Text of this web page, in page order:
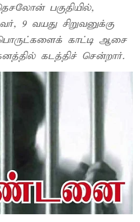
பகுதியில்,
9 வயது சிறுவனுக்கு
காட்டி ஆசை
கடத்திச் சென்றார்.